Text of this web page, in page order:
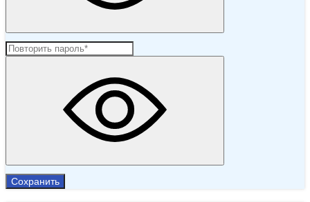
Сохранить